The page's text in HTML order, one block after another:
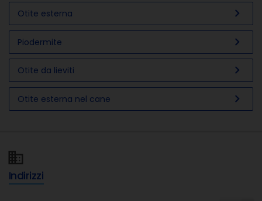
Otite esterna chevron_right
Piodermite chevron_right
Otite da lieviti chevron_right
Otite esterna nel cane chevron_right
Indirizzi